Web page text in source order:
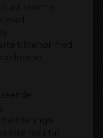
på samme
med
tilbehør med
resultat